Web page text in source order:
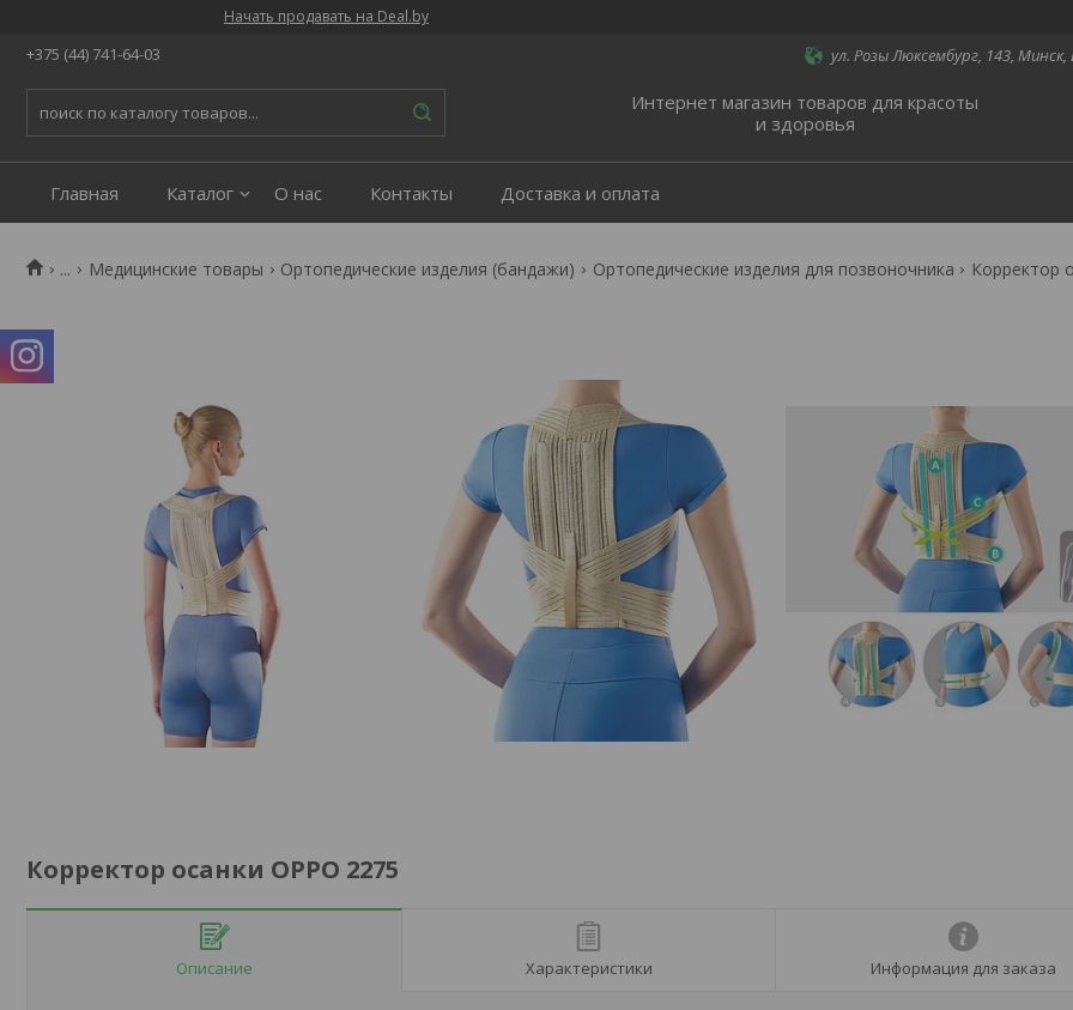
Начать продавать на Deal.by
+375 (44) 741-64-03 ул. Розы Люксембург, 143, Минск,
Интернет магазин товаров для красоты
и здоровья
Главная Каталог О нас Контакты Доставка и оплата
... Медицинские товары Ортопедические изделия (бандажи) Ортопедические изделия для позвоночника
Корректор осанки OPPO 2275
Описание Характеристики Информация для заказа